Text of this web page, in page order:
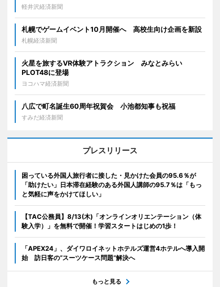
軽井沢経済新聞
札幌でゲームイベント10月開催へ 高校生向け企画を新設
札幌経済新聞
火星を旅するVR体験アトラクション みなとみらい
PLOT48に登場
ヨコハマ経済新聞
八広で町名誕生60周年祝賀会 小池都知事も祝福
すみだ経済新聞
プレスリリース
困っている外国人旅行者に接した・見かけた会員の95.6％が
「助けたい」日本滞在経験のある外国人講師の95.7％は「もっ
と気軽に声をかけてほしい」
【TAC公務員】8/13(木)「オンラインオリエンテーション（体
験入学）」を無料で開催！学習スタートはじめの1歩！
「APEX24」、ダイワロイネットホテルズ運営4ホテルへ導入開
始 訪日客の“スーツケース問題”解決へ
もっと見る